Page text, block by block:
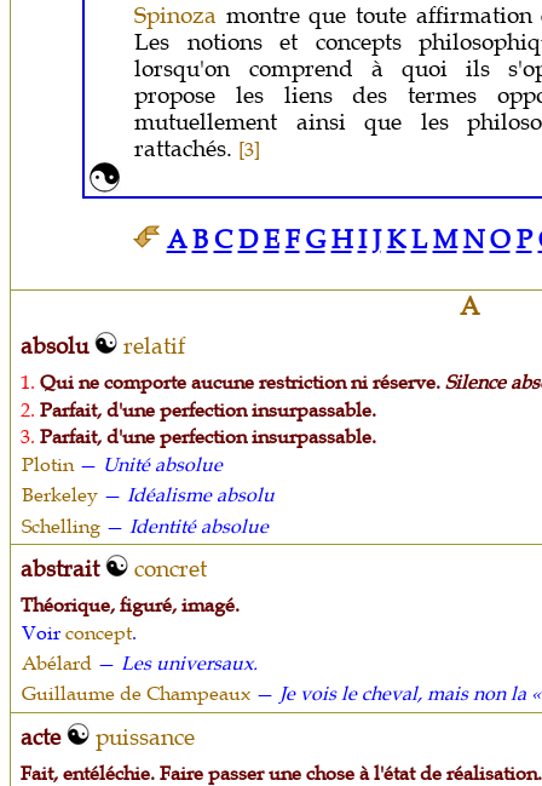
Spinoza montre que toute
Les notions et concepts
lorsqu'on comprend à quoi ils
propose les liens des termes
mutuellement ainsi que les
rattachés. [3]
A B C D E F G H I J K L M N O P
A
absolu relatif
1. Qui ne comporte aucune restriction ni réserve. Silence
2. Parfait, d'une perfection insurpassable.
3. Parfait, d'une perfection insurpassable.
Plotin— Unité absolue
Berkeley— Idéalisme absolu
Schelling— Identité absolue
abstrait concret
Théorique, figuré, imagé.
Voir concept.
Abélard — Les universaux.
Guillaume de Champeaux— Je vois le cheval, mais non la
acte puissance
Fait, entéléchie. Faire passer une chose à l'état de réalisation.